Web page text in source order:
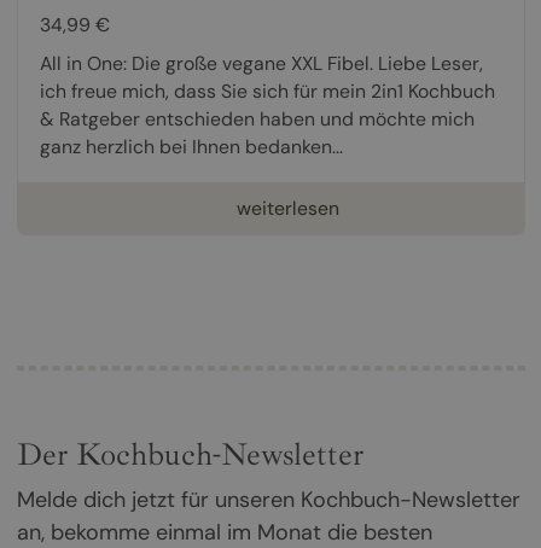
34,99 €
All in One: Die große vegane XXL Fibel. Liebe Leser,
ich freue mich, dass Sie sich für mein 2in1 Kochbuch
& Ratgeber entschieden haben und möchte mich
ganz herzlich bei Ihnen bedanken...
weiterlesen
Der Kochbuch-Newsletter
Melde dich jetzt für unseren Kochbuch-Newsletter
an, bekomme einmal im Monat die besten